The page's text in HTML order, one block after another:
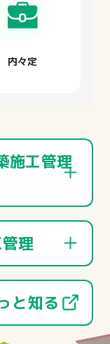
内々定
工管理
んをはじ
ートナー
理
と知る